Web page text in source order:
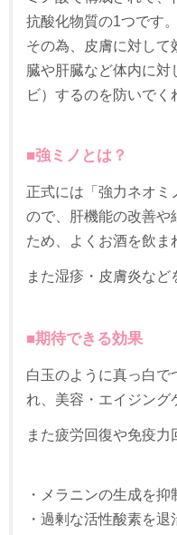
抗酸化物質の1つです。
その為、皮膚に対し
臓や肝臓など体内に対
ビ）するのを防いでく
■強ミノとは？
正式には「強力ネオミ
ので、肝機能の改善や
ため、よくお酒を飲ま
また湿疹・皮膚炎など
■期待できる効果
白玉のように真っ白で
れ、美容・エイジング
また疲労回復や免疫力
・メラニンの生成を抑
・過剰な活性酸素を